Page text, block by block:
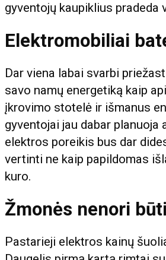
gyventojų kaupiklius
Elektromobiliai
Dar viena labai svarbi
savo namų energetiką kaip
įkrovimo stotelė ir išmanus
gyventojai jau dabar
elektros poreikis bus dar
vertinti ne kaip papildomas
kuro.
Žmonės nenori
Pastarieji elektros kainų